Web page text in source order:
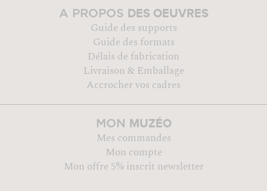
A PROPOS DES OEUVRES
Guide des supports
Guide des formats
Délais de fabrication
Livraison & Emballage
Accrocher vos cadres
MON MUZÉO
Mes commandes
Mon compte
Mon offre 5% inscrit newsletter